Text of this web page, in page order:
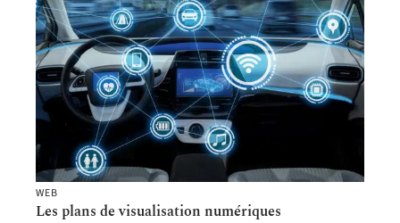
WEB
Les plans de visualisation numériques